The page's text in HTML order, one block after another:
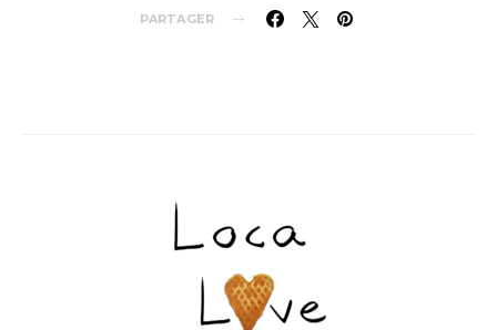
PARTAGER